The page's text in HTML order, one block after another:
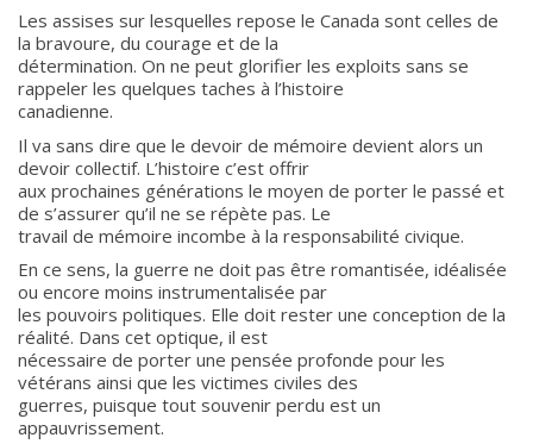
Les assises sur lesquelles repose le Canada sont celles de
la bravoure, du courage et de la
détermination. On ne peut glorifier les exploits sans se
rappeler les quelques taches à l’histoire
canadienne.
Il va sans dire que le devoir de mémoire devient alors un
devoir collectif. L’histoire c’est offrir
aux prochaines générations le moyen de porter le passé et
de s’assurer qu’il ne se répète pas. Le
travail de mémoire incombe à la responsabilité civique.
En ce sens, la guerre ne doit pas être romantisée, idéalisée
ou encore moins instrumentalisée par
les pouvoirs politiques. Elle doit rester une conception de la
réalité. Dans cet optique, il est
nécessaire de porter une pensée profonde pour les
vétérans ainsi que les victimes civiles des
guerres, puisque tout souvenir perdu est un
appauvrissement.
About
About
Colours
History
History